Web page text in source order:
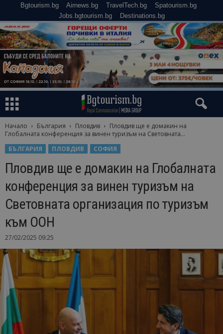
Bgtourism.bg Airnews.bg TravelTech.bg
Spatourism.bg
Jobs.bgtourism.bg
Destinations.bg
Начало България Пловдив
Пловдив ще е домакин на
Глобалната конференция за винен туризъм на Световната...
БЪЛГАРИЯ
ПЛОВДИВ СОФИЯ
Пловдив ще е домакин на Глобалната
конференция за винен туризъм на
Световната организация по туризъм
към ООН
27/02/2025 09:25